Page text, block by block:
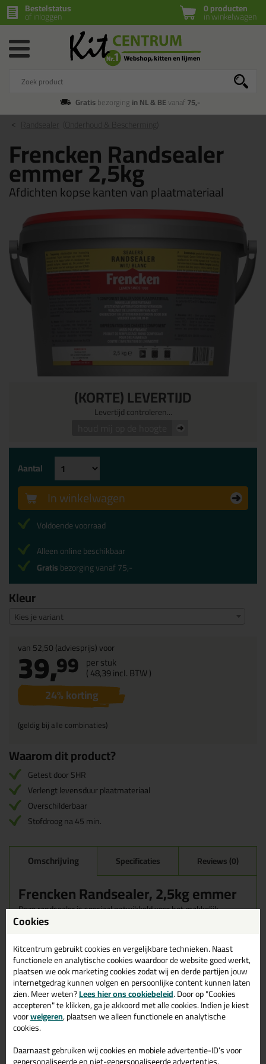
0 producten
in winkelwagen
Bestelstatus
of inloggen
Gratisbezorging in NL & BEvanaf75,-
Frencken Randsealer
emmer 2,5kg
Afdichten kopse kanten van plaatmateriaal
(KORTE) LEVERTIJD
Levertijd controleren...
Kleur
Kies je variant
van52,50(adviesprijs) voor
39,99 per stuk
(48,39incl. BTW )
24% korting
(geldig bij alle combinaties)
Aantal
In winkelwagen
Voldoende voorraad
Alleen online beschikbaar
Gratisbezorging vanaf 75,-
Waarom dit product?
Getest door SHR
Verlengt levensduur plaatmateriaal
Overschilderbaar
Stofdroog na 45 min.
Omschrijving Specificaties Reviews (0)
Frencken Randsealer, 2,5kg emmer
Deze randsealer is speciaal ontwikkeld voor het makkelijk
afdichten van de kopsekanten van plaatmateriaal.
Wanneer gebruik je een randsealer?
Wanneer je plaatmateriaal een langere levensduur wilt geven is
het belangrijk om gezaagde zijdes van plaatmateriaal goed af te
dichten / sealen. Zowel triplex, betonplex, multiplex, boeiborden
en veel meer zijn op een makkelijke manier te behandelen.
Hoe verwerk je deze randsealer?
Vanuit de pot kan, we adviseren deze altijd over te gieten in een
Cookies
Kitcentrum gebruikt cookies en vergelijkbare technieken. Naast
functionele en analytische cookies waardoor de website goed werkt,
plaatsen we ook marketing cookies zodat wij en derde partijen jouw
internetgedrag kunnen volgen en persoonlijke content kunnen laten
zien. Meer weten?Lees hier ons cookiebeleid. Door op "Cookies
accepteren" te klikken, ga je akkoord met alle cookies. Indien je kiest
voorweigeren, plaatsen we alleen functionele en analytische
cookies.
Daarnaast gebruiken wij cookies en mobiele advertentie-ID’s voor